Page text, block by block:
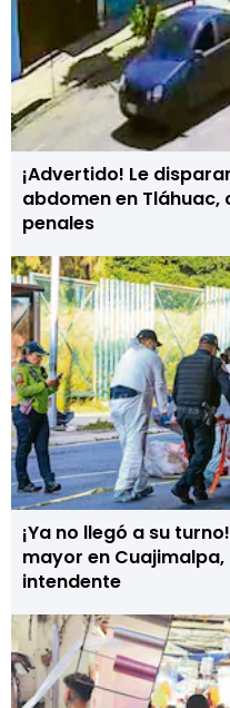
¡Advertido! Le
abdomen en
penales
¡Ya no llegó a su
mayor en
intendente